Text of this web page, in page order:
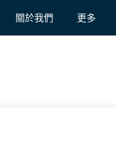
關於我們 更多